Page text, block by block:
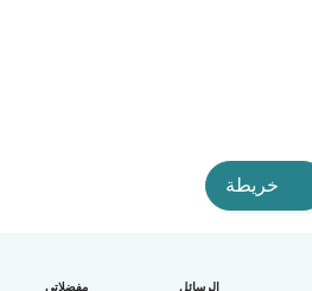
الرسائل مفضلاتي
خريطة